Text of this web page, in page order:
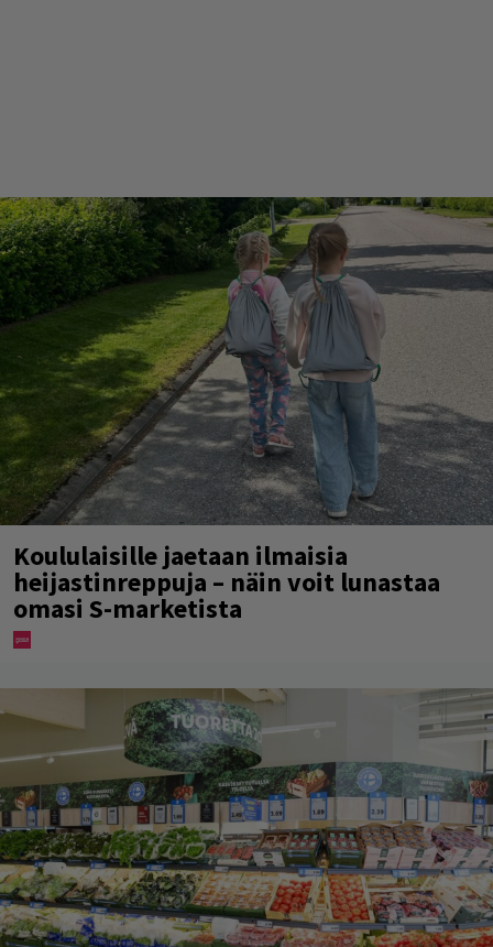
Koululaisille jaetaan ilmaisia
heijastinreppuja – näin voit lunastaa
omasi S-marketista